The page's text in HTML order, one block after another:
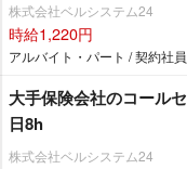
株式会社ベルシステム24
時給1,220円
アルバイト・パート / 契約社
大手保険会社のコール
日8h
株式会社ベルシステム24